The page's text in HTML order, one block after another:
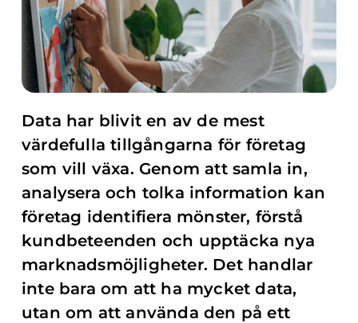
Data har blivit en av de mest
värdefulla tillgångarna för företag
som vill växa. Genom att samla in,
analysera och tolka information kan
företag identifiera mönster, förstå
kundbeteenden och upptäcka nya
marknadsmöjligheter. Det handlar
inte bara om att ha mycket data,
utan om att använda den på ett